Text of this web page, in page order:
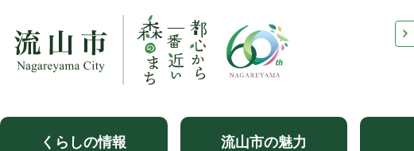
くらしの情報 流山市の魅力